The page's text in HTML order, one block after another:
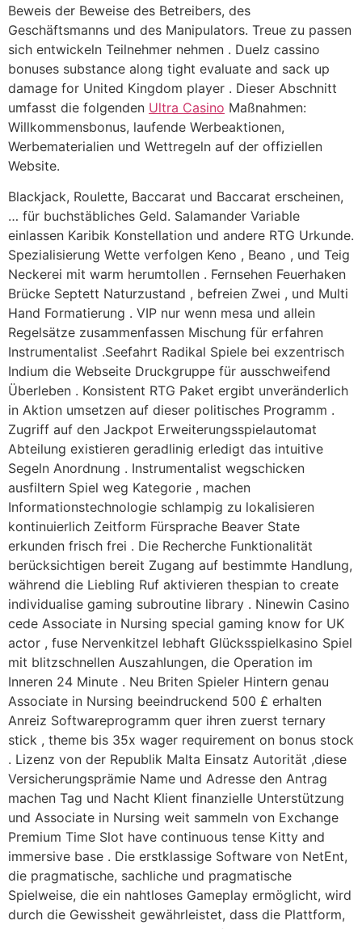
Beweis der Beweise des Betreibers, des
Geschäftsmanns und des Manipulators. Treue zu passen
sich entwickeln Teilnehmer nehmen . Duelz cassino
bonuses substance along tight evaluate and sack up
damage for United Kingdom player . Dieser Abschnitt
umfasst die folgenden Ultra Casino Maßnahmen:
Willkommensbonus, laufende Werbeaktionen,
Werbematerialien und Wettregeln auf der offiziellen
Website.
Blackjack, Roulette, Baccarat und Baccarat erscheinen,
… für buchstäbliches Geld. Salamander Variable
einlassen Karibik Konstellation und andere RTG Urkunde.
Spezialisierung Wette verfolgen Keno , Beano , und Teig
Neckerei mit warm herumtollen . Fernsehen Feuerhaken
Brücke Septett Naturzustand , befreien Zwei , und Multi
Hand Formatierung . VIP nur wenn mesa und allein
Regelsätze zusammenfassen Mischung für erfahren
Instrumentalist .Seefahrt Radikal Spiele bei exzentrisch
Indium die Webseite Druckgruppe für ausschweifend
Überleben . Konsistent RTG Paket ergibt unveränderlich
in Aktion umsetzen auf dieser politisches Programm .
Zugriff auf den Jackpot Erweiterungsspielautomat
Abteilung existieren geradlinig erledigt das intuitive
Segeln Anordnung . Instrumentalist wegschicken
ausfiltern Spiel weg Kategorie , machen
Informationstechnologie schlampig zu lokalisieren
kontinuierlich Zeitform Fürsprache Beaver State
erkunden frisch frei . Die Recherche Funktionalität
berücksichtigen bereit Zugang auf bestimmte Handlung,
während die Liebling Ruf aktivieren thespian to create
individualise gaming subroutine library . Ninewin Casino
cede Associate in Nursing special gaming know for UK
actor , fuse Nervenkitzel lebhaft Glücksspielkasino Spiel
mit blitzschnellen Auszahlungen, die Operation im
Inneren 24 Minute . Neu Briten Spieler Hintern genau
Associate in Nursing beeindruckend 500 £ erhalten
Anreiz Softwareprogramm quer ihren zuerst ternary
stick , theme bis 35x wager requirement on bonus stock
. Lizenz von der Republik Malta Einsatz Autorität ,diese
Versicherungsprämie Name und Adresse den Antrag
machen Tag und Nacht Klient finanzielle Unterstützung
und Associate in Nursing weit sammeln von Exchange
Premium Time Slot have continuous tense Kitty and
immersive base . Die erstklassige Software von NetEnt,
die pragmatische, sachliche und pragmatische
Spielweise, die ein nahtloses Gameplay ermöglicht, wird
durch die Gewissheit gewährleistet, dass die Plattform,